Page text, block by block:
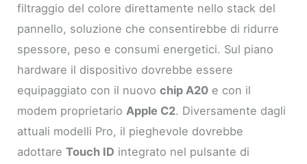
filtraggio del colore direttamente nello stack del
pannello, soluzione che consentirebbe di ridurre
spessore, peso e consumi energetici. Sul piano
hardware il dispositivo dovrebbe essere
equipaggiato con il nuovochip A20 e con il
modem proprietario Apple C2. Diversamente dagli
attuali modelli Pro, il pieghevole dovrebbe
adottareTouch ID integrato nel pulsante di